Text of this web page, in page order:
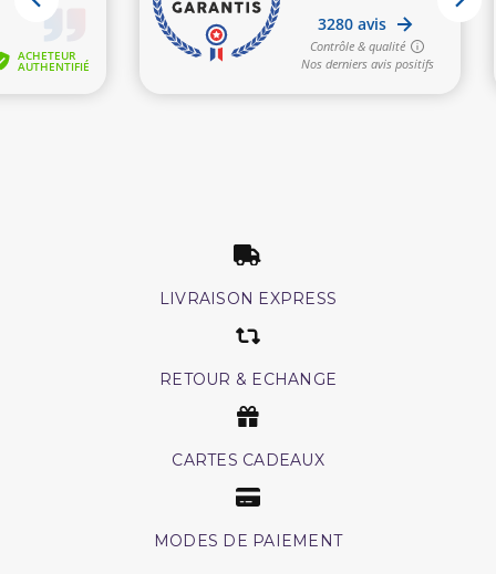
LIVRAISON EXPRESS
RETOUR & ECHANGE
CARTES CADEAUX
MODES DE PAIEMENT